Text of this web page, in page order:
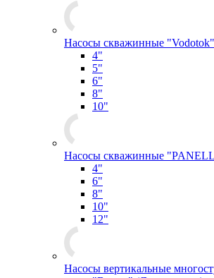
Насосы скважинные "Vodotok"
4"
5"
6"
8"
10"
Насосы скважинные
4"
6"
8"
10"
12"
Насосы вертикальные